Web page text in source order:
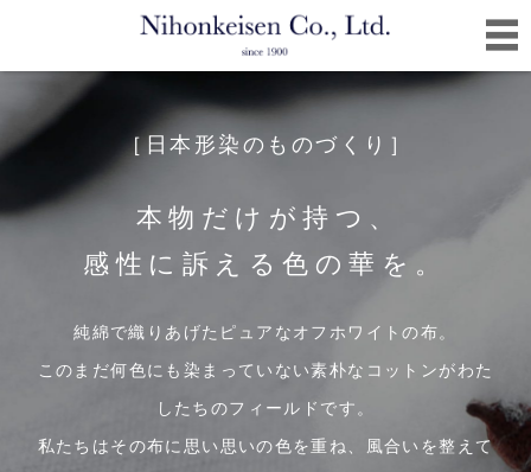
［日本形染のものづくり］
本物だけが持つ、
感性に訴える色の華を。
純綿で織りあげたピュアなオフホワイトの布。
このまだ何色にも染まっていない素朴なコットンがわた
したちのフィールドです。
私たちはその布に思い思いの色を重ね、風合いを整えて